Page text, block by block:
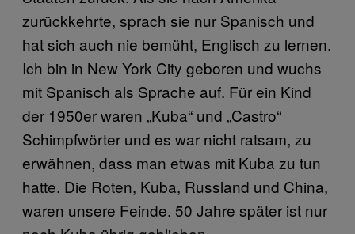
zurückkehrte, sprach sie nur Spanisch und
hat sich auch nie bemüht, Englisch zu lernen.
Ich bin in New York City geboren und wuchs
mit Spanisch als Sprache auf. Für ein Kind
der 1950er waren „Kuba“ und „Castro“
Schimpfwörter und es war nicht ratsam, zu
erwähnen, dass man etwas mit Kuba zu tun
hatte. Die Roten, Kuba, Russland und China,
waren unsere Feinde. 50 Jahre später ist nur